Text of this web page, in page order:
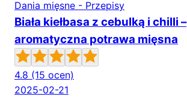
Dania mięsne - Przepisy
Biała kiełbasa z cebulką i chilli –
aromatyczna potrawa mięsna
4.8 (15 ocen)
2025-02-21